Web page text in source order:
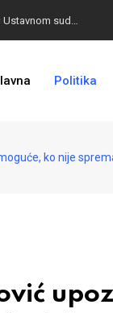
ODLUČENO: CIK BIH kaznio stranke zbog preuranjene kampanje
Politika
ko nije